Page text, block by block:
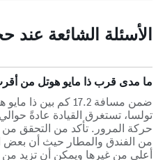
الأسئلة الشائعة عند
ما مدى قرب ذا مايو هوتل من
ضمن مسافة 17.2 كم
حركة المرور. تأكد من التحقق
من الفندق والمطار حيث أن بعض
أعلى من غيرها ويمكن أن تزيد